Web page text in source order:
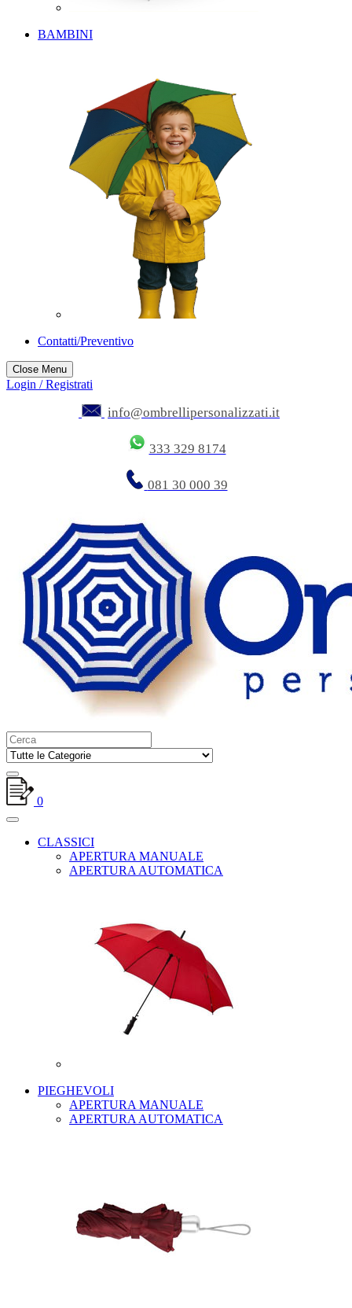
BAMBINI
Contatti/Preventivo
Close Menu
Login / Registrati
info@ombrellipersonalizzati.it
333 329 8174
081 30 000 39
0
CLASSICI
APERTURA MANUALE
APERTURA AUTOMATICA
PIEGHEVOLI
APERTURA MANUALE
APERTURA AUTOMATICA